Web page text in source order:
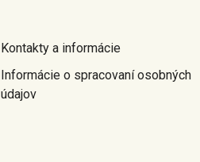
Kontakty a informácie
Informácie o spracovaní osobných
údajov